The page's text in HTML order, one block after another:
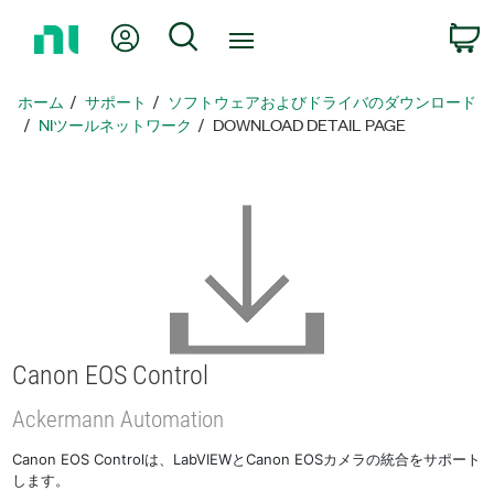
ペ
ー
Myアカウント
検索
ホーム サポート
ソフトウェアおよびドライバのダウンロード
NIツールネットワーク
DOWNLOAD DETAIL PAGE
Canon EOS Control
Ackermann Automation
Canon EOS Controlは、LabVIEWとCanon EOSカメラの統合をサポート
します。